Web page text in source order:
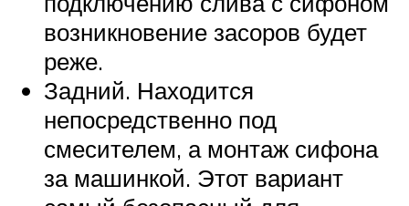
возникновение засоров будет
реже.
Задний. Находится
непосредственно под
смесителем, а монтаж сифона
за машинкой. Этот вариант